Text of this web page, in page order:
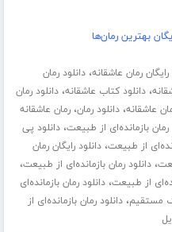
بهترین رمان‌ها
رایگان رمان عاشقانه،دانلود رمان
،دانلود کتاب عاشقانه،دانلود رمان
عاشقانه،دانلود رمان،رمان عاشقانه
،دانلود پی
از طبیعت،دانلود رایگان رمان
،دانلود رمان بازمانده‌ای از طبیعت،
از طبیعت،دانلود رمان بازمانده‌ای
مستقیم،دانلود رمان بازمانده‌ای از